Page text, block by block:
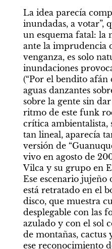
La idea parecía
inundadas, a votar”,
un esquema fatal: la
ante la imprudencia
venganza, es solo
inundaciones
(“Por el bendito afán
aguas danzantes
sobre la gente sin
ritmo de este funk
crítica ambientalista,
tan lineal, aparecía
versión de
vivo en agosto de
Vilca y su grupo en
Ese escenario jujeño
está retratado en el
disco, que muestra
desplegable con las
azulado y con el sol
de montañas, cactus
ese reconocimiento